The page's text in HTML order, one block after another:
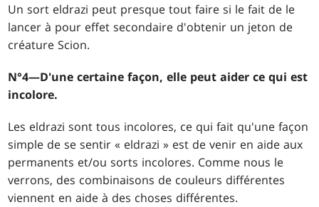
Un sort eldrazi peut presque tout faire si le fait de le
lancer à pour effet secondaire d'obtenir un jeton de
créature Scion.
N°4—D'une certaine façon, elle peut aider ce qui est
incolore.
Les eldrazi sont tous incolores, ce qui fait qu'une façon
simple de se sentir « eldrazi » est de venir en aide aux
permanents et/ou sorts incolores. Comme nous le
verrons, des combinaisons de couleurs différentes
viennent en aide à des choses différentes.